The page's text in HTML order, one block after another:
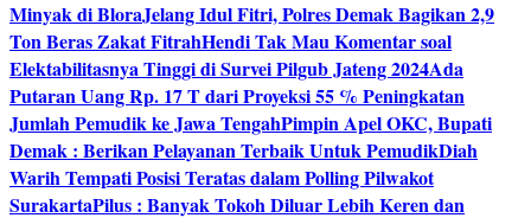
Minyak di BloraJelang Idul Fitri, Polres Demak Bagikan 2,9
Ton Beras Zakat FitrahHendi Tak Mau Komentar soal
Elektabilitasnya Tinggi di Survei Pilgub Jateng 2024Ada
Putaran Uang Rp. 17 T dari Proyeksi 55 % Peningkatan
Jumlah Pemudik ke Jawa TengahPimpin Apel OKC, Bupati
Demak : Berikan Pelayanan Terbaik Untuk PemudikDiah
Warih Tempati Posisi Teratas dalam Polling Pilwakot
SurakartaPilus : Banyak Tokoh Diluar Lebih Keren dan